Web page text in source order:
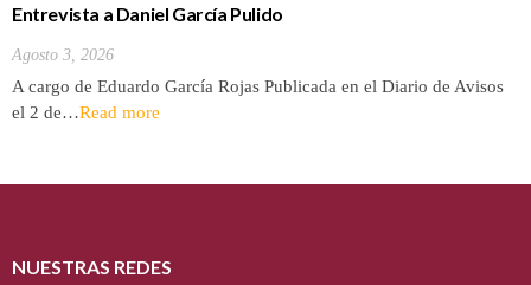
Entrevista a Daniel García Pulido
Agosto 3, 2026
A cargo de Eduardo García Rojas Publicada en el Diario de Avisos
el 2 de…Read more
NUESTRAS REDES